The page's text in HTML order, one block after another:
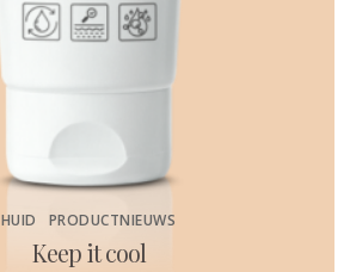
HUID PRODUCTNIEUWS
Keep it cool